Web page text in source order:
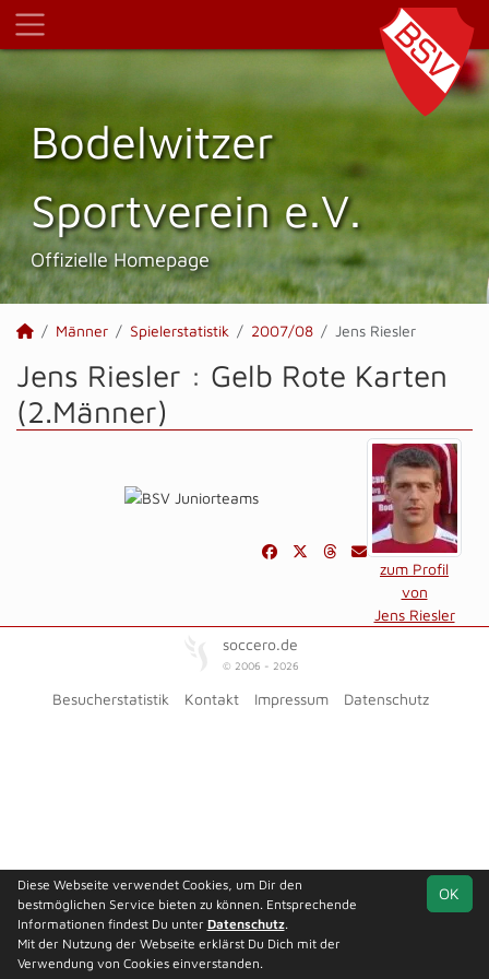
Bodelwitzer
Sportverein e.V.
Offizielle Homepage
Männer Spielerstatistik 2007/08 Jens Riesler
Jens Riesler : Gelb Rote Karten
(2.Männer)
zum Profil
von
Jens Riesler
soccero.de
© 2006 - 2026
Besucherstatistik Kontakt Impressum Datenschutz
OK
Diese Webseite verwendet Cookies, um Dir den
bestmöglichen Service bieten zu können. Entsprechende
Informationen findest Du unter Datenschutz.
Mit der Nutzung der Webseite erklärst Du Dich mit der
Verwendung von Cookies einverstanden.